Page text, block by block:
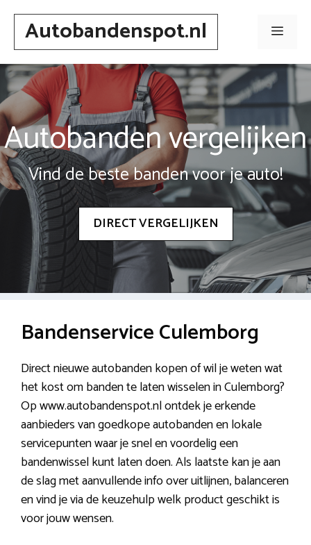
Spring
inhoudAutobandenspot.nl Menu
Autobanden vergelijken
Vind de beste banden voor je auto!
DIRECT VERGELIJKEN
Bandenservice Culemborg
Direct nieuwe autobanden kopen of wil je weten wat
het kost om banden te laten wisselen in Culemborg?
Op www.autobandenspot.nl ontdek je erkende
aanbieders van goedkope autobanden en lokale
servicepunten waar je snel en voordelig een
bandenwissel kunt laten doen. Als laatste kan je aan
de slag met aanvullende info over uitlijnen, balanceren
en vind je via de keuzehulp welk product geschikt is
voor jouw wensen.